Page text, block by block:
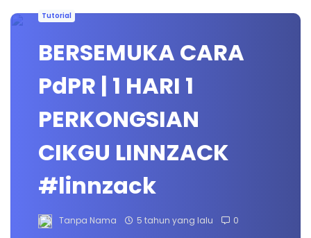
Tutorial
BERSEMUKA CARA
PdPR | 1 HARI 1
PERKONGSIAN
CIKGU LINNZACK
#linnzack
Tanpa Nama 5 tahun yang lalu 0